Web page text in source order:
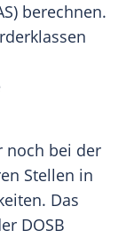
berechnen.
noch bei der
Stellen in
Das
DOSB